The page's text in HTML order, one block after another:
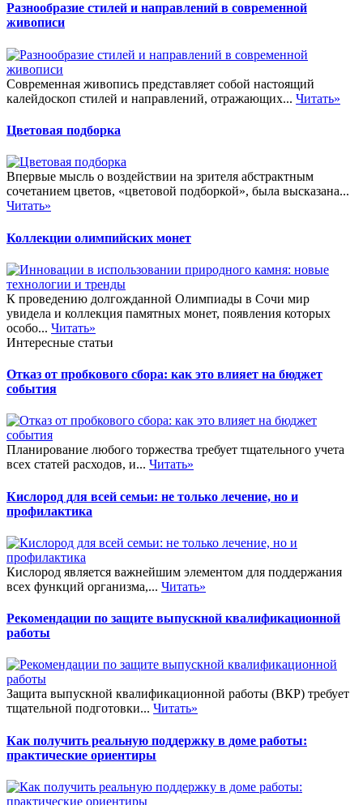
Разнообразие стилей и направлений в современной
живописи
Современная живопись представляет собой настоящий
калейдоскоп стилей и направлений, отражающих... Читать»
Цветовая подборка
Впервые мысль о воздействии на зрителя абстрактным
сочетанием цветов, «цветовой подборкой», была высказана...
Читать»
Коллекции олимпийских монет
К проведению долгожданной Олимпиады в Сочи мир
увидела и коллекция памятных монет, появления которых
особо... Читать»
Интересные статьи
Отказ от пробкового сбора: как это влияет на бюджет
события
Планирование любого торжества требует тщательного учета
всех статей расходов, и... Читать»
Кислород для всей семьи: не только лечение, но и
профилактика
Кислород является важнейшим элементом для поддержания
всех функций организма,... Читать»
Рекомендации по защите выпускной квалификационной
работы
Защита выпускной квалификационной работы (ВКР) требует
тщательной подготовки... Читать»
Как получить реальную поддержку в доме работы:
практические ориентиры